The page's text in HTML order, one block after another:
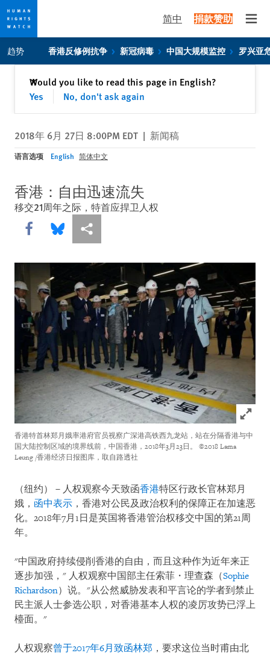
Skip
to
privacy
Skip
to
content
简中 捐款赞助
趋势 香港反修例抗争 新冠病毒 中国大规模监控 罗兴亚
Would you like to read this page in English?
Yes
No, don't ask again
✕关闭
2018年 6月 27日 8:00PM EDT | 新闻稿
语言选项 English 简体中文
香港：自由迅速流失
移交21周年之际，特首应捍卫人权
Share this via Facebook
Share this via Bluesky
More sharing options
Click to
香港特首林郑月娥率港府官员视察广深港高铁西九龙站，站在分隔香港与中
国大陆控制区域的境界线前，中国香港，2018年3月23日。 ©2018 Lama
Leung /香港经济日报图库，取自路透社
（纽约）－人权观察今天致函香港特区行政长官林郑月
娥， 函中表示 ，香港对公民及政治权利的保障正在加速恶
化。2018年7月1日是英国将香港管治权移交中国的第21周
年。
"中国政府持续侵削香港的自由，而且这种作为近年来正
逐步加强，" 人权观察中国部主任索菲・理查森（Sophie
Richardson）说。"从公然威胁发表和平言论的学者到禁止
民主派人士参选公职，对香港基本人权的凌厉攻势已浮上
檯面。"
人权观察曾于2017年6月致函林郑 ，要求这位当时甫由北